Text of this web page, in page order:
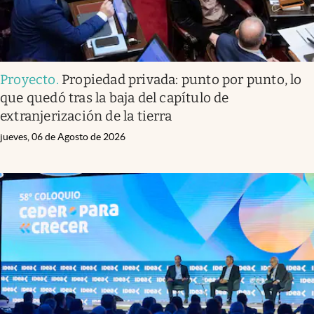
Proyecto. Propiedad privada: punto por punto, lo
que quedó tras la baja del capítulo de
extranjerización de la tierra
jueves, 06 de Agosto de 2026